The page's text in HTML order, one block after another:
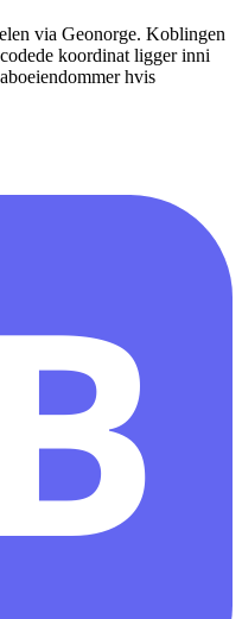
via Geonorge. Koblingen
koordinat ligger inni
hvis